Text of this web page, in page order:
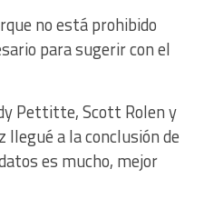
no está prohibido
para sugerir con el
Pettitte, Scott Rolen y
llegué a la conclusión de
es mucho, mejor